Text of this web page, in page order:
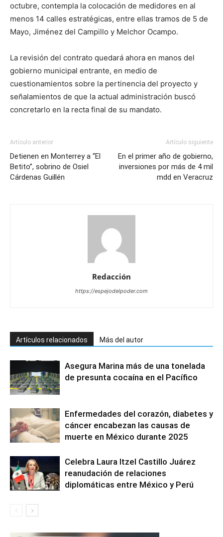
octubre, contempla la colocación de medidores en al
menos 14 calles estratégicas, entre ellas tramos de 5 de
Mayo, Jiménez del Campillo y Melchor Ocampo.
La revisión del contrato quedará ahora en manos del
gobierno municipal entrante, en medio de
cuestionamientos sobre la pertinencia del proyecto y
señalamientos de que la actual administración buscó
concretarlo en la recta final de su mandato.
Artículo anterior
Detienen en Monterrey a “El
Betito”, sobrino de Osiel
Cárdenas Guillén
Artículo siguiente
En el primer año de gobierno,
inversiones por más de 4 mil
mdd en Veracruz
Redacción
https://espejodelpoder.com
Artículos relacionados Más del autor
Asegura Marina más de una tonelada
de presunta cocaína en el Pacífico
Enfermedades del corazón, diabetes y
cáncer encabezan las causas de
muerte en México durante 2025
Celebra Laura Itzel Castillo Juárez
reanudación de relaciones
diplomáticas entre México y Perú